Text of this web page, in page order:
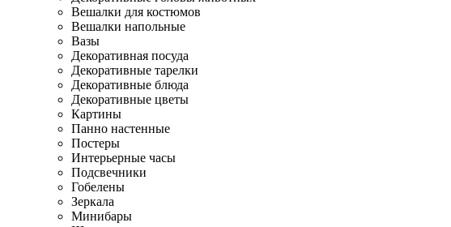
Вешалки для костюмов
Вешалки напольные
Вазы
Декоративная посуда
Декоративные тарелки
Декоративные блюда
Декоративные цветы
Картины
Панно настенные
Постеры
Интерьерные часы
Подсвечники
Гобелены
Зеркала
Минибары